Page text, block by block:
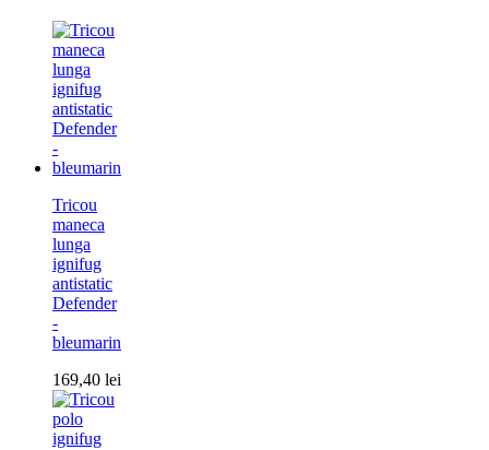
Tricou
maneca
lunga
ignifug
antistatic
Defender
-
bleumarin
169,40 lei